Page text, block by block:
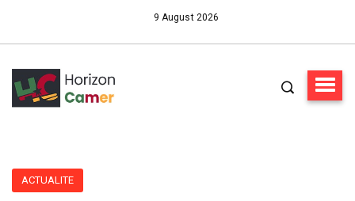
9 August 2026
ACTUALITE